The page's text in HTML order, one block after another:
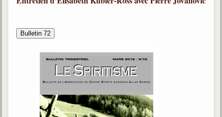
Bulletin 72